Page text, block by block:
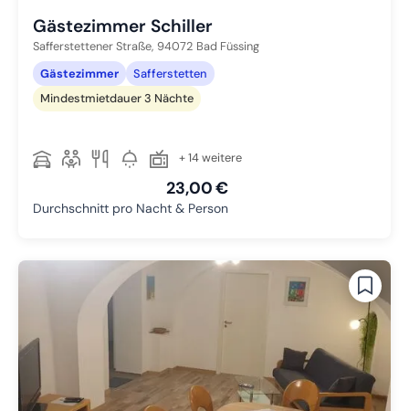
Gästezimmer Schiller
Safferstettener Straße, 94072 Bad Füssing
Gästezimmer
Safferstetten
Mindestmietdauer 3 Nächte
+ 14 weitere
23,00 €
Durchschnitt pro Nacht & Person